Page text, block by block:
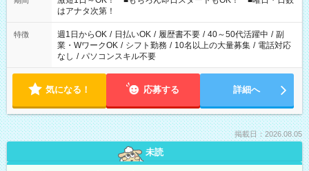
はアナタ次第！
特徴 週1日からOK / 日払いOK / 履歴書不要 / 40～50代活躍中 / 副
業・WワークOK / シフト勤務 / 10名以上の大量募集 / 電話対応
なし / パソコンスキル不要
気になる！ 応募する 詳細へ
掲載日：2026.08.05
未読